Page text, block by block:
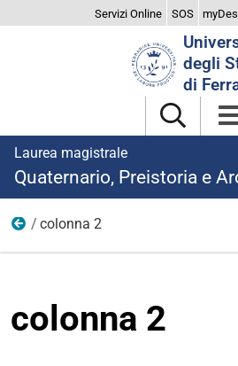
Servizi Online SOS
degli
di
Laurea magistrale
Quaternario, Preistoria e
studiare
colonna 2
colonna 2